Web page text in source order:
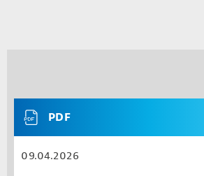
PDF
09.04.2026